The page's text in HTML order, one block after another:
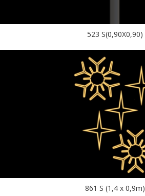
523 S(0,90X0,90)
861 S (1,4 x 0,9m)